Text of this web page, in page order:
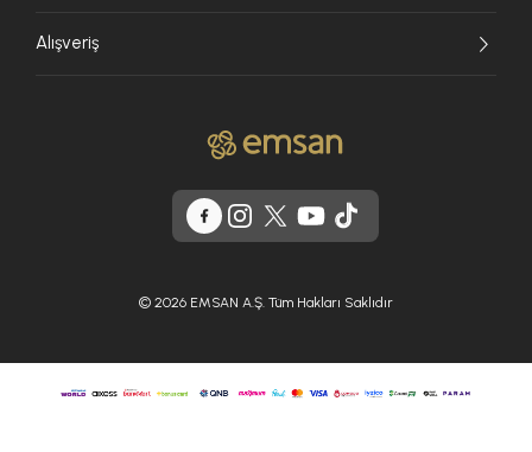
Alışveriş
© 2026 EMSAN A.Ş. Tüm Hakları Saklıdır